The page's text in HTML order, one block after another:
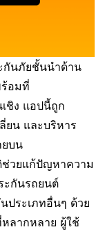
กันภัยชั้นนำด้าน
อมที่
ชิง แอปนี้ถูก
ยน และบริหาร
ยบน
ช่วยแก้ปัญหาความ
ะกันรถยนต์
ประเภทอื่นๆ ด้วย
ลากหลาย ผู้ใช้